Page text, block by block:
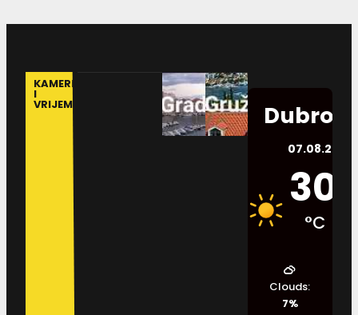
KAMERE
I
VRIJEME
07.08.2026.
30
°C
Clouds:
7%